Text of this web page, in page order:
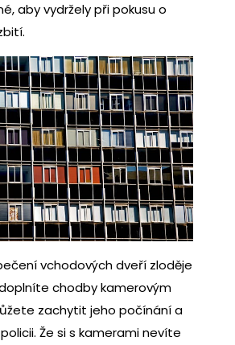
aby vydržely při pokusu o
vchodových dveří zloděje
chodby kamerovým
zachytit jeho počínání a
Že si s kamerami nevíte